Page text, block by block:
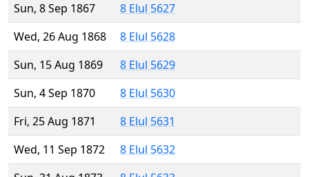
Sun, 8 Sep 1867
8 Elul 5627
Wed, 26 Aug 1868
8 Elul 5628
Sun, 15 Aug 1869
8 Elul 5629
Sun, 4 Sep 1870
8 Elul 5630
Fri, 25 Aug 1871
8 Elul 5631
Wed, 11 Sep 1872
8 Elul 5632